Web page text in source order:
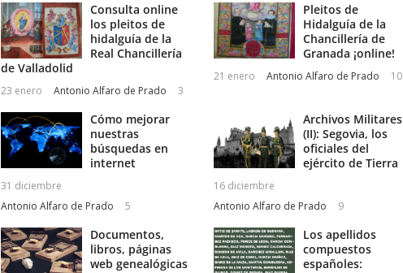
Consulta online
los pleitos de
hidalguía de la
Real Chancillería
de Valladolid
23 enero Antonio Alfaro de Prado 3
Pleitos de
Hidalguía de la
Chancillería de
Granada ¡online!
21 enero Antonio Alfaro de Prado 10
Cómo mejorar
nuestras
búsquedas en
internet
31 diciembre
Antonio Alfaro de Prado
5
Archivos Militares
(II): Segovia, los
oficiales del
ejército de Tierra
16 diciembre
Antonio Alfaro de Prado
9
Documentos,
libros, páginas
web genealógicas
Los apellidos
compuestos
españoles: